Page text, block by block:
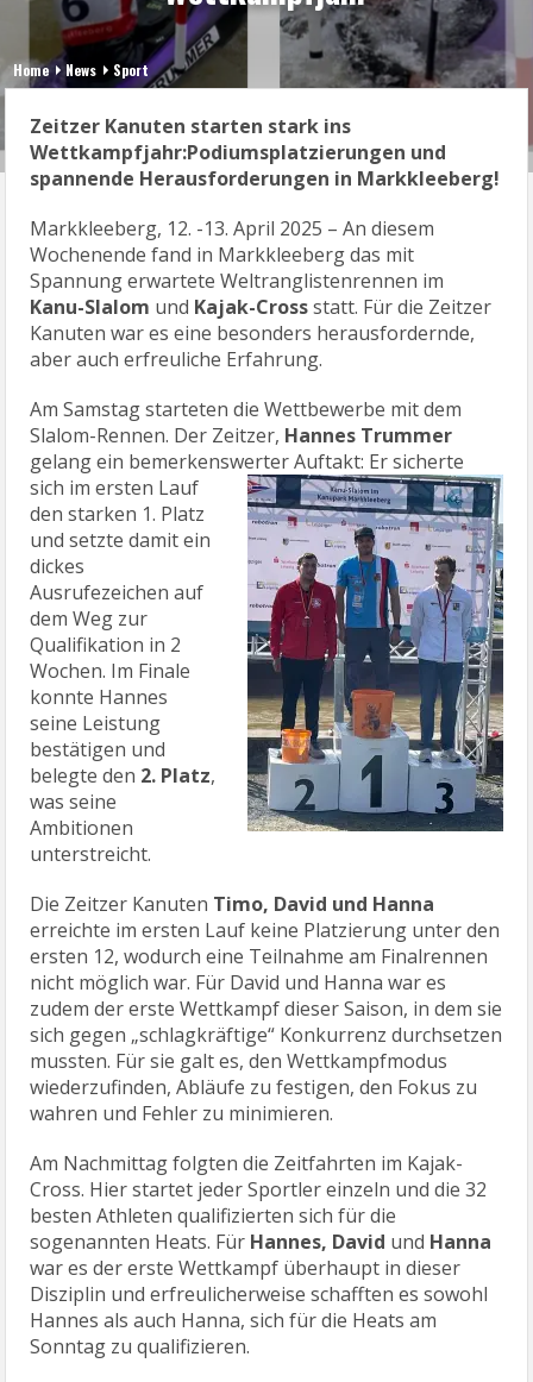
Home News Sport
Zeitzer Kanuten starten stark ins
Wettkampfjahr:Podiumsplatzierungen und
spannende Herausforderungen in Markkleeberg!
Markkleeberg, 12. -13. April 2025 – An diesem
Wochenende fand in Markkleeberg das mit
Spannung erwartete Weltranglistenrennen im
Kanu-Slalom und Kajak-Crossstatt. Für die Zeitzer
Kanuten war es eine besonders herausfordernde,
aber auch erfreuliche Erfahrung.
Am Samstag starteten die Wettbewerbe mit dem
Slalom-Rennen. Der Zeitzer, Hannes Trummer
gelang ein bemerkenswerter Auftakt: Ersicherte
sich im ersten Lauf
den starken 1. Platz
und setzte damit ein
dickes
Ausrufezeichen auf
dem Weg zur
Qualifikation in 2
Wochen. Im Finale
konnte Hannes
seine Leistung
bestätigen und
belegte den 2. Platz,
was seine
Ambitionen
unterstreicht.
Die Zeitzer Kanuten Timo, David und Hanna
erreichte im ersten Lauf keine Platzierung unter den
ersten 12, wodurch eine Teilnahme am Finalrennen
nicht möglich war. Für David und Hanna war es
zudem der erste Wettkampf dieser Saison, in dem sie
sich gegen „schlagkräftige“ Konkurrenz durchsetzen
mussten. Für sie galt es, den Wettkampfmodus
wiederzufinden, Abläufe zu festigen, den Fokus zu
wahren und Fehler zu minimieren.
Am Nachmittag folgten die Zeitfahrten im Kajak-
Cross. Hier startet jeder Sportler einzeln und die 32
besten Athleten qualifizierten sich für die
sogenannten Heats. Für Hannes, David und Hanna
war es der erste Wettkampf überhaupt in dieser
Disziplin und erfreulicherweise schafften es sowohl
Hannes als auch Hanna, sich für die Heats am
Sonntag zu qualifizieren.